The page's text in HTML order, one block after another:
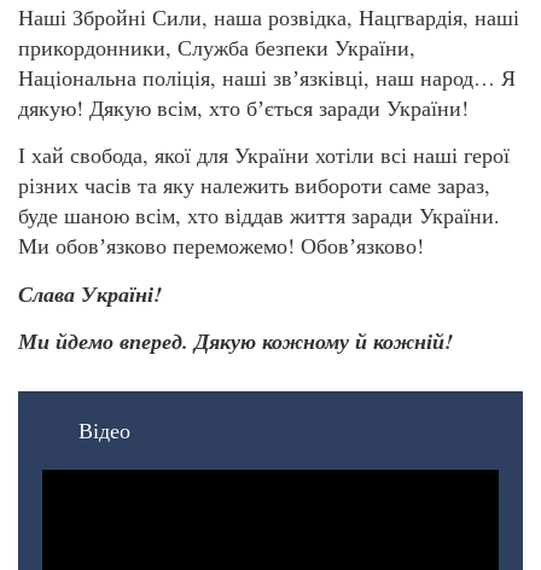
Наші Збройні Сили, наша розвідка, Нацгвардія, наші
прикордонники, Служба безпеки України,
Національна поліція, наші звʼязківці, наш народ… Я
дякую! Дякую всім, хто бʼється заради України!
І хай свобода, якої для України хотіли всі наші герої
різних часів та яку належить вибороти саме зараз,
буде шаною всім, хто віддав життя заради України.
Ми обовʼязково переможемо! Обовʼязково!
Слава Україні!
Ми йдемо вперед. Дякую кожному й кожній!
Відео